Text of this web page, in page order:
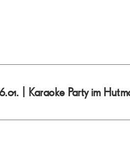
| Karaoke Party im